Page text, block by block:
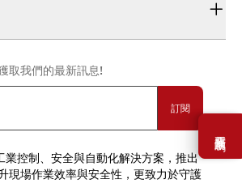
需要幫助嗎？
取我們的最新訊息!
訂閱
業控制、安全與自動化解決方案，推出
現場作業效率與安全性，更致力於守護